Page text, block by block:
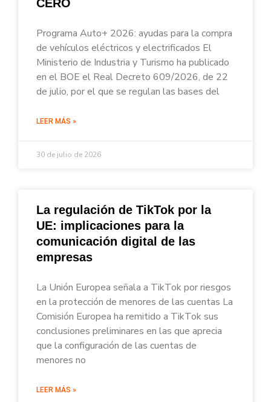
CERO
Programa Auto+ 2026: ayudas para la compra
de vehículos eléctricos y electrificados El
Ministerio de Industria y Turismo ha publicado
en el BOE el Real Decreto 609/2026, de 22
de julio, por el que se regulan las bases del
LEER MÁS »
30 de julio de 2026
La regulación de TikTok por la
UE: implicaciones para la
comunicación digital de las
empresas
La Unión Europea señala a TikTok por riesgos
en la protección de menores de las cuentas La
Comisión Europea ha remitido a TikTok sus
conclusiones preliminares en las que aprecia
que la configuración de las cuentas de
menores no
LEER MÁS »